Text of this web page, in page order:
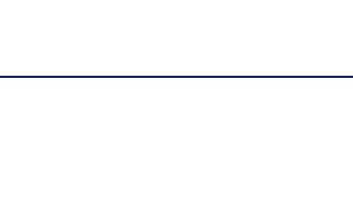
на глобальных и региональных рынках